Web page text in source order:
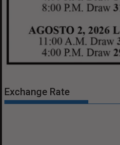
Exchange Rate